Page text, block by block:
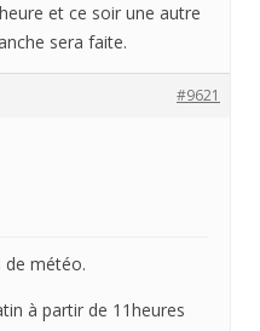
et ce soir une autre
sera faite.
#9621
de météo.
à partir de 11heures